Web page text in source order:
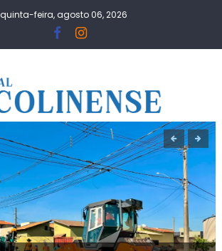
quinta-feira, agosto 06, 2026